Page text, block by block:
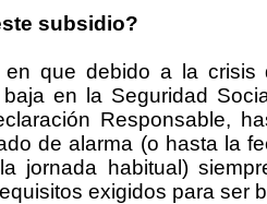
subsidio?
que debido a la crisis
en la Seguridad
Responsable,
de alarma (o hasta la
jornada habitual)
exigidos para ser